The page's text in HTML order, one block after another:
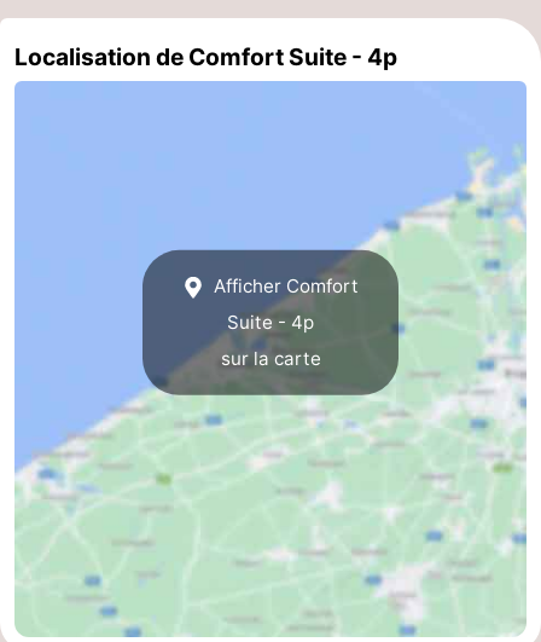
Blankenberge
-
Oostduinkerke
-
Koksijde
La
Panne
-
Nature
Météo
Localisation de Comfort Suite - 4p
Afficher Comfort
Suite - 4p
sur la carte